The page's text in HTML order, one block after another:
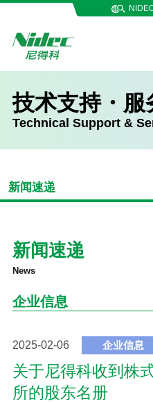
技术支持・服
Technical Support &
新闻速递
新闻速递
News
企业信息
2025-02-06 企业信息
关于尼得科收到株
所的股东名册